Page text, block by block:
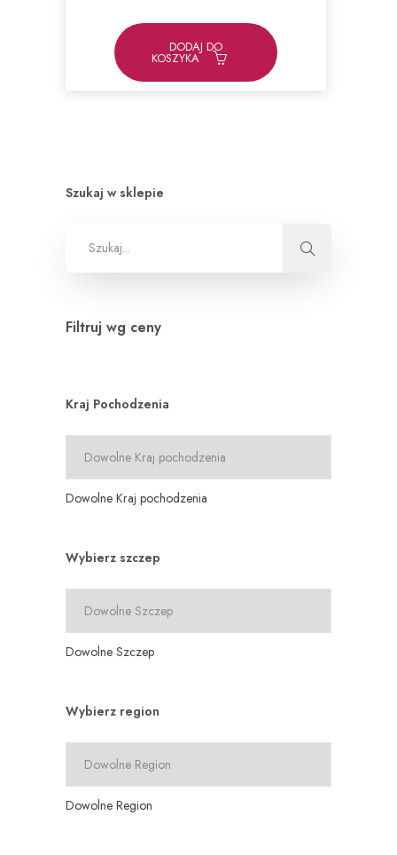
DODAJ DO
KOSZYKA
Szukaj w sklepie
Filtruj wg ceny
Kraj Pochodzenia
Dowolne Kraj pochodzenia
Wybierz szczep
Dowolne Szczep
Wybierz region
Dowolne Region